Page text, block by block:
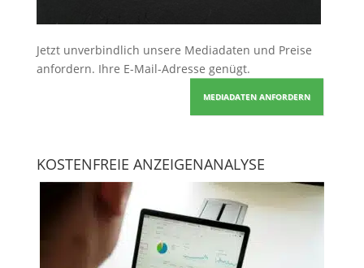
Jetzt unverbindlich unsere Mediadaten und Preise
anfordern. Ihre E-Mail-Adresse genügt.
MEDIADATEN ANFORDERN
KOSTENFREIE ANZEIGENANALYSE